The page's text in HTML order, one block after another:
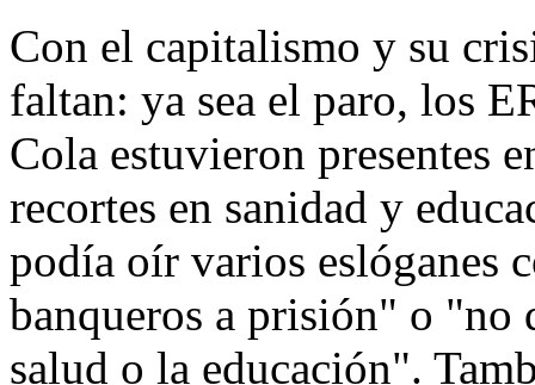
Con el capitalismo y su
faltan: ya sea el paro, los
Cola estuvieron presentes
recortes en sanidad y
podía oír varios eslóganes
banqueros a prisión" o "no
salud o la educación".